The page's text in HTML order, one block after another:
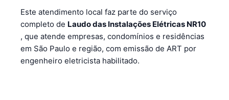
Este atendimento local faz parte do serviço
completo de Laudo das Instalações Elétricas NR10
, que atende empresas, condomínios e residências
em São Paulo e região, com emissão de ART por
engenheiro eletricista habilitado.